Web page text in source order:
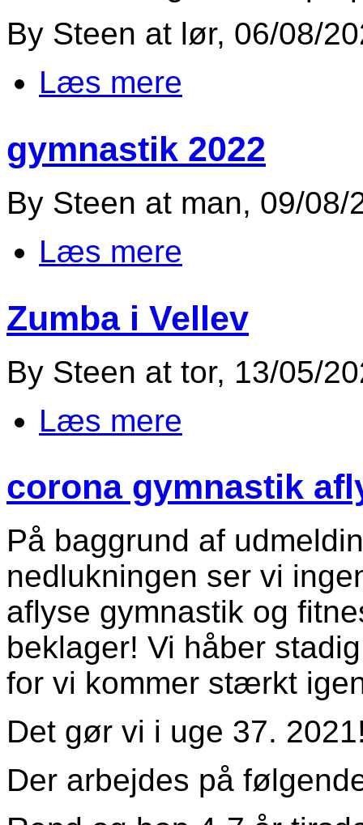
By Steen at lør, 06/08/
Læs mere
gymnastik 2022
By Steen at man, 09/08/
Læs mere
Zumba i Vellev
By Steen at tor, 13/05/
Læs mere
corona gymnastik
På baggrund af
nedlukningen ser vi
aflyse gymnastik og
beklager! Vi håber
for vi kommer stærkt
Det gør vi i uge 37.
Der arbejdes på